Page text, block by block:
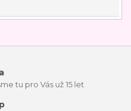
tu pro Vás už 15 let